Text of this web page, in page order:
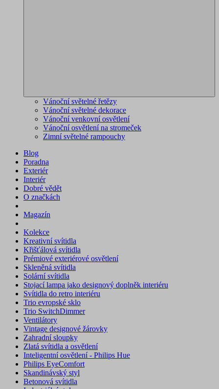
Vánoční světelné řetězy
Vánoční světelné dekorace
Vánoční venkovní osvětlení
Vánoční osvětlení na stromeček
Zimní světelné rampouchy
Blog
Poradna
Exteriér
Interiér
Dobré vědět
O značkách
Magazín
Kolekce
Kreativní svítidla
Křišťálová svítidla
Prémiové exteriérové osvětlení
Skleněná svítidla
Solární svítidla
Stojací lampa jako designový doplněk interiéru
Svítidla do retro interiéru
Trio evropské sklo
Trio SwitchDimmer
Ventilátory
Vintage designové žárovky
Zahradní sloupky
Zlatá svítidla a osvětlení
Inteligentní osvětlení - Philips Hue
Philips EyeComfort
Skandinávský styl
Betonová svítidla